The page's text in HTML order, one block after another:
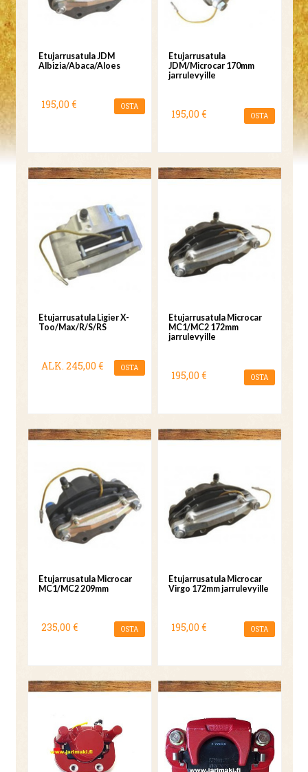
Etujarrusatula JDM
Albizia/Abaca/Aloes
195,00 € OSTA
Etujarrusatula
JDM/Microcar 170mm
jarrulevyille
195,00 € OSTA
Etujarrusatula Ligier X-
Too/Max/R/S/RS
ALK. 245,00 € OSTA
Etujarrusatula Microcar
MC1/MC2 172mm
jarrulevyille
195,00 € OSTA
Etujarrusatula Microcar
MC1/MC2 209mm
235,00 € OSTA
Etujarrusatula Microcar
Virgo 172mm jarrulevyille
195,00 € OSTA